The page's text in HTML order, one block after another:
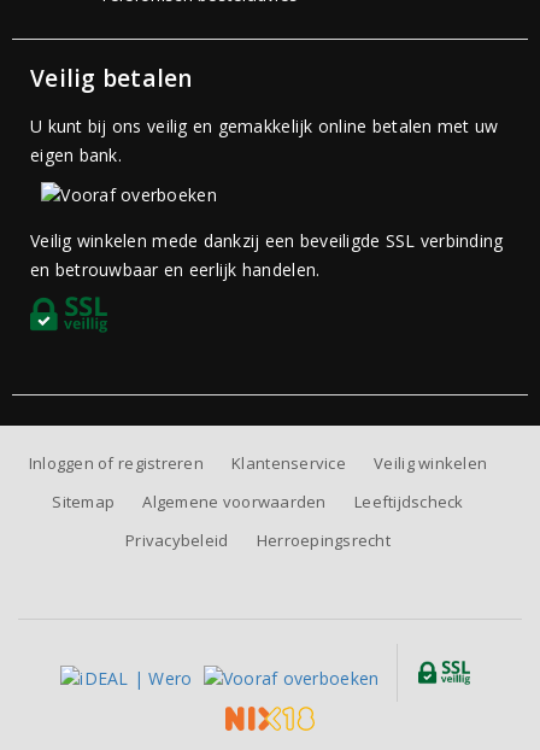
Veilig betalen
U kunt bij ons veilig en gemakkelijk online betalen met uw
eigen bank.
Veilig winkelen mede dankzij een beveiligde SSL verbinding
en betrouwbaar en eerlijk handelen.
Inloggen of registreren Klantenservice
Veilig winkelen
Sitemap
Algemene voorwaarden
Leeftijdscheck
Privacybeleid
Herroepingsrecht